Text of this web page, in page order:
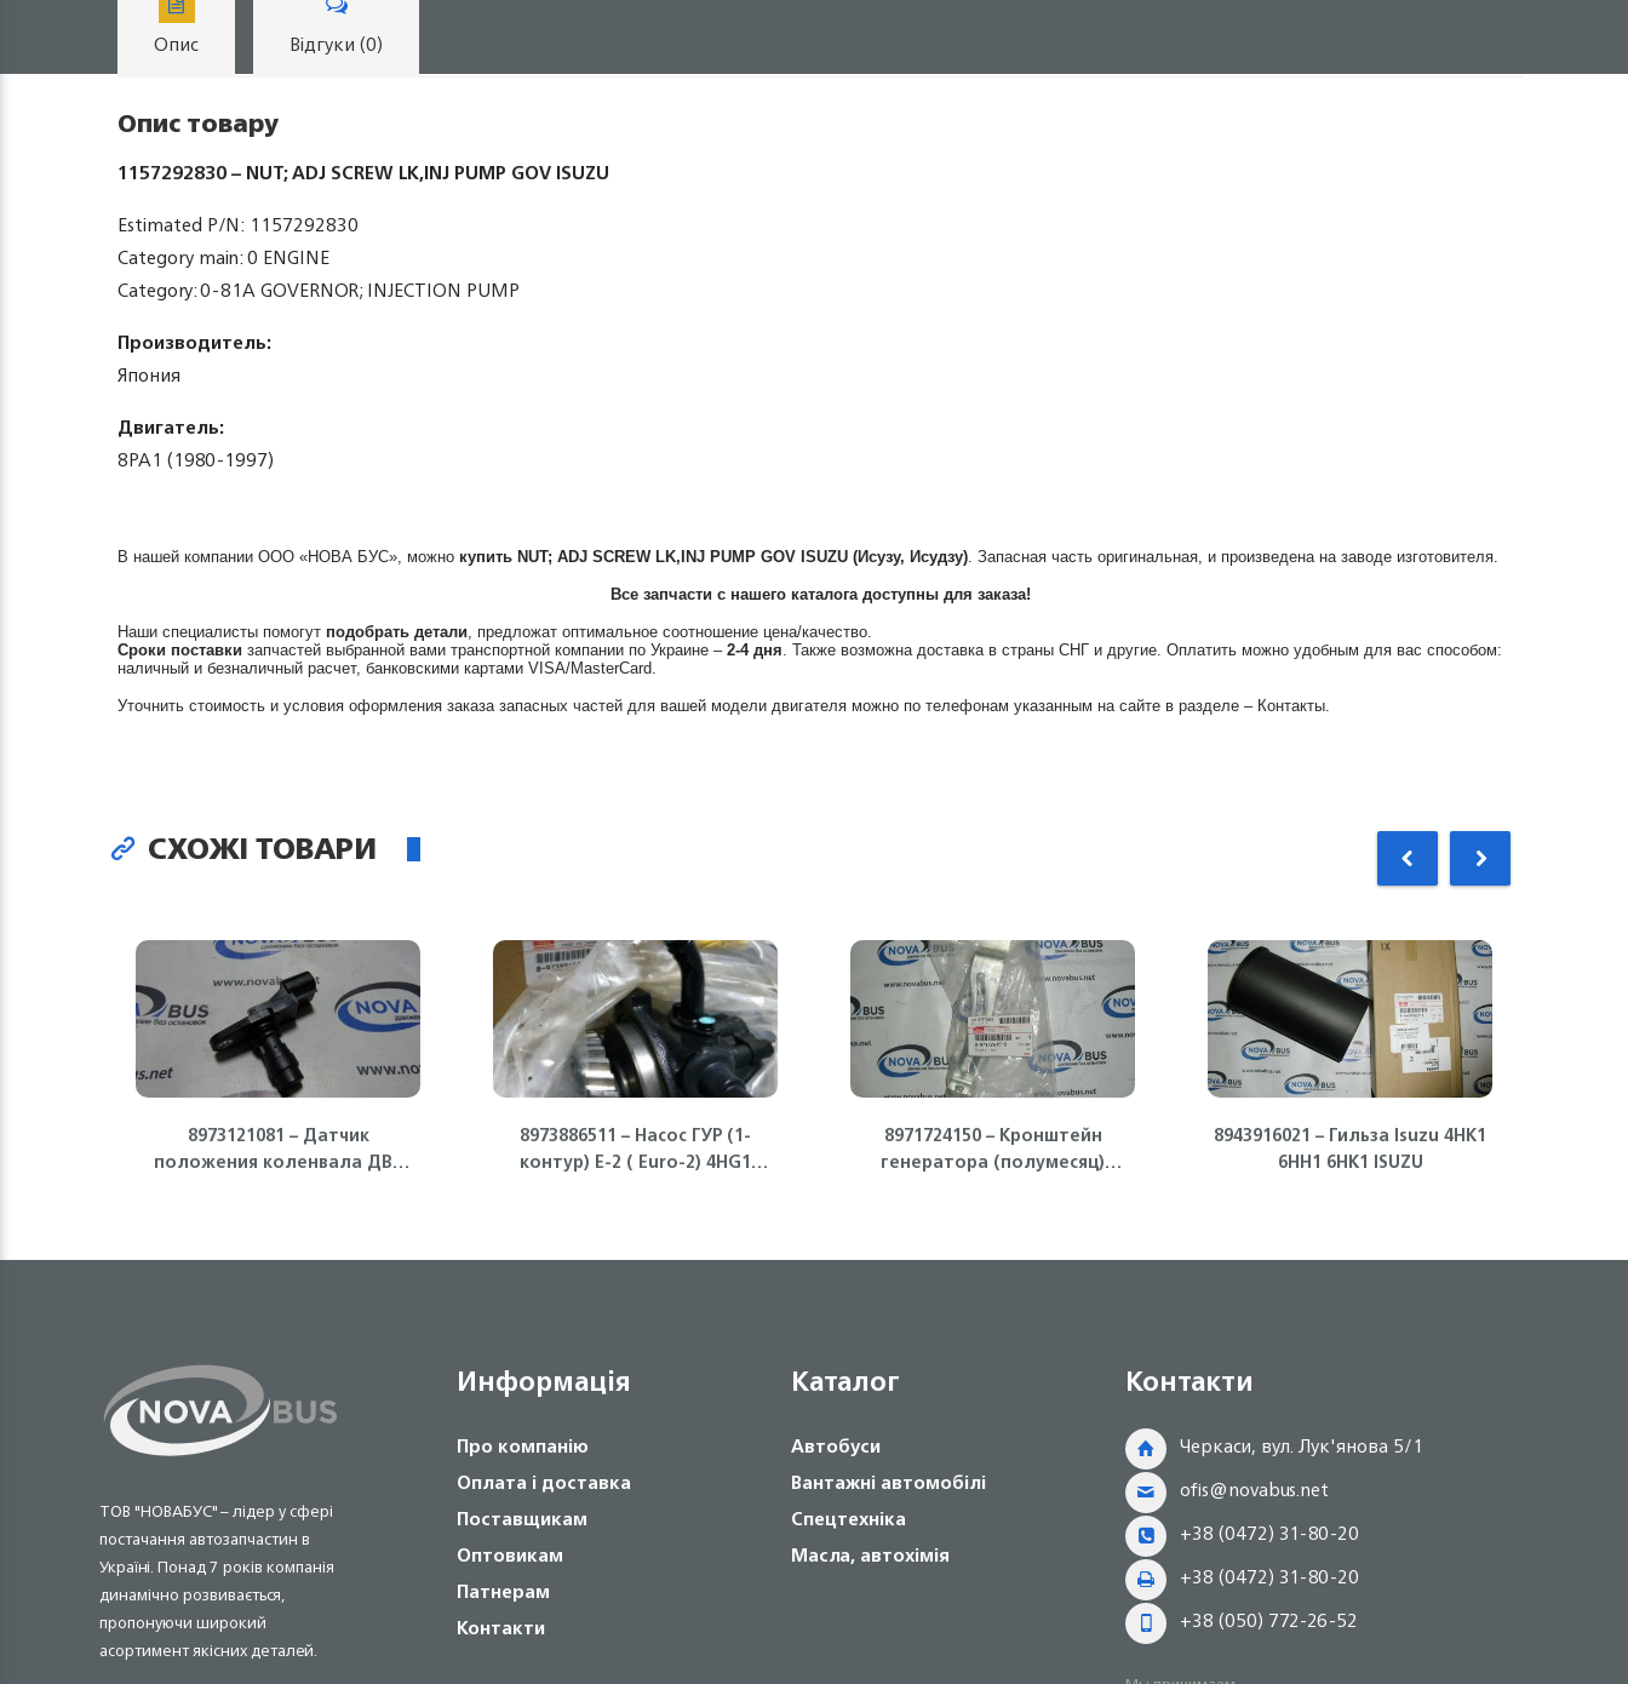
Опис Відгуки (0)
Опис товару
1157292830 – NUT; ADJ SCREW LK,INJ PUMP GOV ISUZU
Estimated P/N: 1157292830
Category main: 0 ENGINE
Category: 0-81A GOVERNOR; INJECTION PUMP
Производитель:
Япония
Двигатель:
8PA1 (1980-1997)
В нашей компании ООО «НОВА БУС», можно купить NUT; ADJ SCREW LK,INJ PUMP GOV ISUZU (Исузу, Исудзу). Запасная часть оригинальная, и произведена на заводе изготовителя.
Все запчасти с нашего каталога доступны для заказа!
Наши специалисты помогут подобрать детали, предложат оптимальное соотношение цена/качество.
Сроки поставки запчастей выбранной вами транспортной компании по Украине – 2-4 дня. Также возможна доставка в страны СНГ и другие. Оплатить можно удобным для вас способом:
наличный и безналичный расчет, банковскими картами VISA/MasterCard.
Уточнить стоимость и условия оформления заказа запасных частей для вашей модели двигателя можно по телефонам указанным на сайте в разделе – Контакты.
СХОЖІ ТОВАРИ
8973121081 – Датчик
положения коленвала ДВС
8973886511 – Насос ГУР (1-
контур) Е-2 ( Euro-2) 4HG1
8971724150 – Кронштейн
генератора (полумесяц)
8943916021 – Гильза Isuzu 4HK1
6HH1 6HK1 ISUZU
ТОВ "НОВАБУС" – лідер у сфері
постачання автозапчастин в
Україні. Понад 7 років компанія
динамічно розвивається,
пропонуючи широкий
асортимент якісних деталей.
Информація
Про компанію
Оплата і доставка
Поставщикам
Оптовикам
Патнерам
Контакти
Каталог
Автобуси
Вантажні автомобілі
Спецтехніка
Масла, автохімія
Контакти
Черкаси, вул. Лук'янова 5/1
ofis@novabus.net
+38 (0472) 31-80-20
+38 (0472) 31-80-20
+38 (050) 772-26-52